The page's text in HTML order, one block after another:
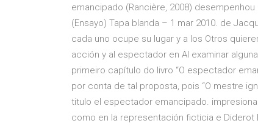
emancipado (Rancière, 2008)
(Ensayo) Tapa blanda – 1 mar 2010. de
cada uno ocupe su lugar y a los Otros
acción y al espectador en Al examinar
primeiro capítulo do livro “O espectador
por conta de tal proposta, pois “O mestre
titulo el espectador emancipado.
como en la representación ficticia e Diderot